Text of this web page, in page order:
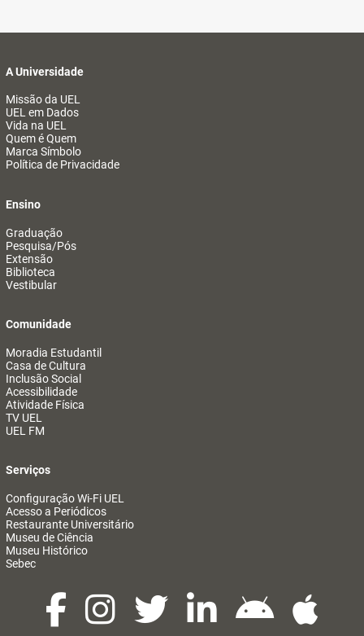
A Universidade
Missão da UEL
UEL em Dados
Vida na UEL
Quem é Quem
Marca Símbolo
Política de Privacidade
Ensino
Graduação
Pesquisa/Pós
Extensão
Biblioteca
Vestibular
Comunidade
Moradia Estudantil
Casa de Cultura
Inclusão Social
Acessibilidade
Atividade Física
TV UEL
UEL FM
Serviços
Configuração Wi-Fi UEL
Acesso a Periódicos
Restaurante Universitário
Museu de Ciência
Museu Histórico
Sebec